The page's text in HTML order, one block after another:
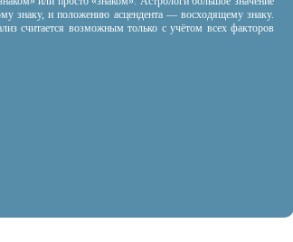
знаку, и положению асцендента — восходящему знаку.
считается возможным только с учётом всех факторов